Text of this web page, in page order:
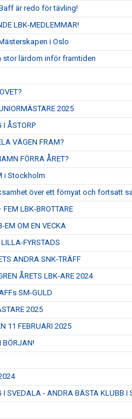
är redo för tävling!
LBK-MEDLEMMAR!
i Oslo
stor lärdom inför framtiden
2025
I ÅSTORP
VÄGEN FRAM?
FÖRRA ÅRET?
i Stockholm
över ett förnyat och fortsatt
LBK-BROTTARE
EM OM EN VECKA
FYRSTADS
ANDRA SNK-TRÄFF
ÅRETS LBK-ARE 2024
SM-GULD
2025
11 FEBRUARI 2025
BÖRJAN!
I SVEDALA - ANDRA BÄSTA KLUBB I